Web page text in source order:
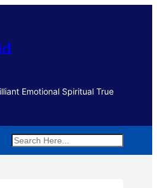
Emotional Spiritual True
Search